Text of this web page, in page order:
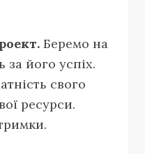
Беремо на
за його успіх.
свого
ресурси.